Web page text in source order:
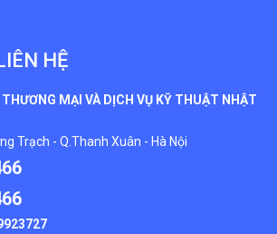
HỆ
MẠI VÀ DỊCH VỤ KỸ THUẬT NHẬT
Trạch - Q.Thanh Xuân - Hà Nội